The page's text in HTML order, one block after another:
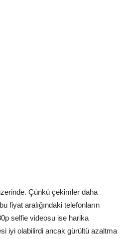
Çünkü çekimler daha
fiyat aralığındaki telefonların
selfie videosu ise harika
iyi olabilirdi ancak gürültü azaltma